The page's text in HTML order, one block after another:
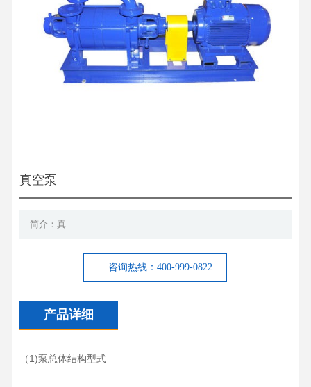
真空泵
简介：真
咨询热线：400-999-0822
产品详细
（1)泵总体结构型式